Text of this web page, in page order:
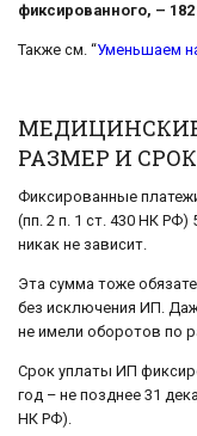
фиксированного, – 182
Также см. “Уменьшаем
МЕДИЦИНСКИЕ
РАЗМЕР И
Фиксированные
(пп. 2 п. 1 ст. 430 НК
никак не зависит.
Эта сумма тоже
без исключения ИП.
не имели оборотов по
Срок уплаты ИП
год – не позднее 31
НК РФ).